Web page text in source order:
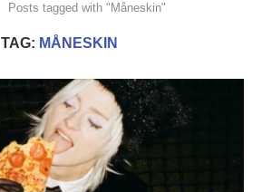
Posts tagged with "Måneskin"
TAG: MÅNESKIN